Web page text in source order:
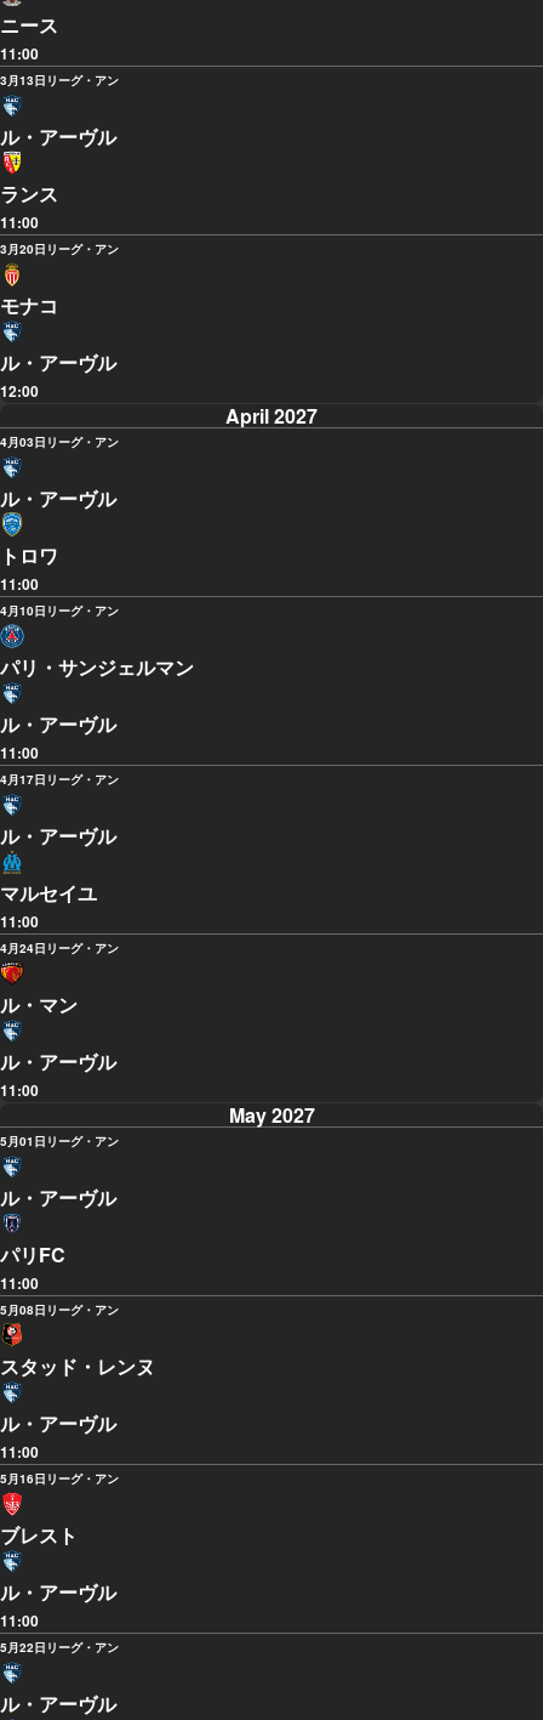
ニース
11:00
3月13日 リーグ・アン
ル・アーヴル
ランス
11:00
3月20日 リーグ・アン
モナコ
ル・アーヴル
12:00
April 2027
4月03日 リーグ・アン
ル・アーヴル
トロワ
11:00
4月10日 リーグ・アン
パリ・サンジェルマン
ル・アーヴル
11:00
4月17日 リーグ・アン
ル・アーヴル
マルセイユ
11:00
4月24日 リーグ・アン
ル・マン
ル・アーヴル
11:00
May 2027
5月01日 リーグ・アン
ル・アーヴル
パリFC
11:00
5月08日 リーグ・アン
スタッド・レンヌ
ル・アーヴル
11:00
5月16日 リーグ・アン
ブレスト
ル・アーヴル
11:00
5月22日 リーグ・アン
ル・アーヴル